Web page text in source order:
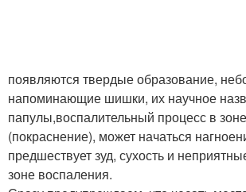
появляются твердые образование,
напоминающие шишки, их научное
папулы,воспалительный процесс в
(покраснение), может начаться
предшествует зуд, сухость и
зоне воспаления.